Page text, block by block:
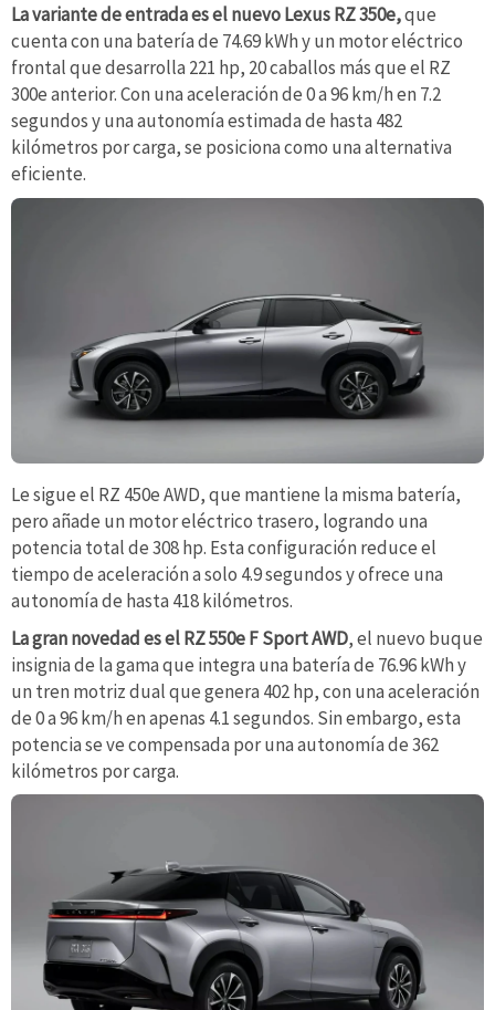
La variante de entrada es el nuevo Lexus RZ 350e,que
cuenta con una batería de 74.69 kWh y un motor eléctrico
frontal que desarrolla 221 hp, 20 caballos más que el RZ
300e anterior. Con una aceleración de 0 a 96 km/h en 7.2
segundos y una autonomía estimada de hasta 482
kilómetros por carga, se posiciona como una alternativa
eficiente.
Le sigue el RZ 450e AWD, que mantiene la misma batería,
pero añade un motor eléctrico trasero, logrando una
potencia total de 308 hp. Esta configuración reduce el
tiempo de aceleración a solo 4.9 segundos y ofrece una
autonomía de hasta 418 kilómetros.
La gran novedad es el RZ 550e F Sport AWD, el nuevo buque
insignia de la gama que integra una batería de 76.96 kWh y
un tren motriz dual que genera 402 hp, con una aceleración
de 0 a 96 km/h en apenas 4.1 segundos. Sin embargo, esta
potencia se ve compensada por una autonomía de 362
kilómetros por carga.